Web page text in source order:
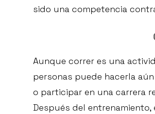
sido una competencia
Aunque correr es una
personas puede hacerla
o participar en una carrera
Después del